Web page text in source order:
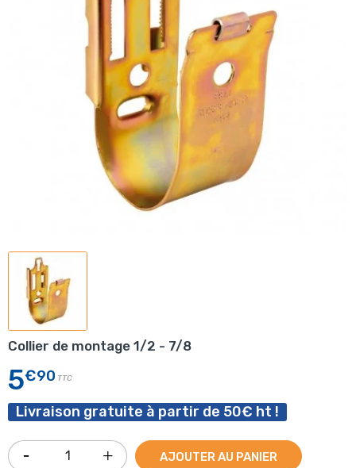
Collier de montage 1/2 - 7/8
5€90 TTC
Livraison gratuite à partir de 50€ ht !
AJOUTER AU PANIER